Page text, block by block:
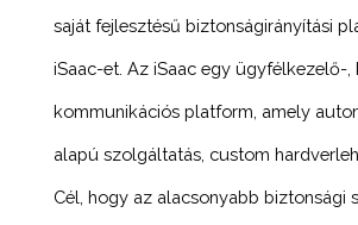
saját fejlesztésű biztonságirányítási
iSaac-et. Az iSaac egy ügyfélkezelő-,
kommunikációs platform, amely
alapú szolgáltatás, custom
Cél, hogy az alacsonyabb biztonsági